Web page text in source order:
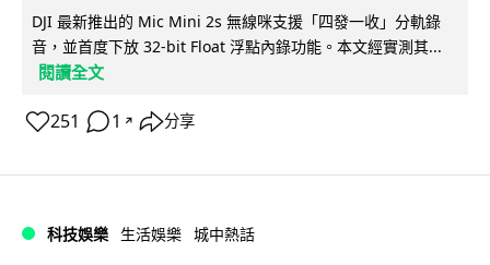
DJI 最新推出的 Mic Mini 2s 無線咪支援「四發一收」分軌錄
音，並首度下放 32-bit Float 浮點內錄功能。本文經實測其...
閱讀全文
251 1 ↗ 分享
科技娛樂 生活娛樂 城中熱話